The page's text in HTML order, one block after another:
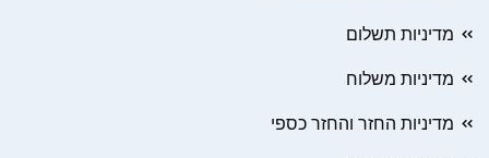
מדיניות תשלום
מדיניות משלוח
מדיניות החזר והחזר כספי